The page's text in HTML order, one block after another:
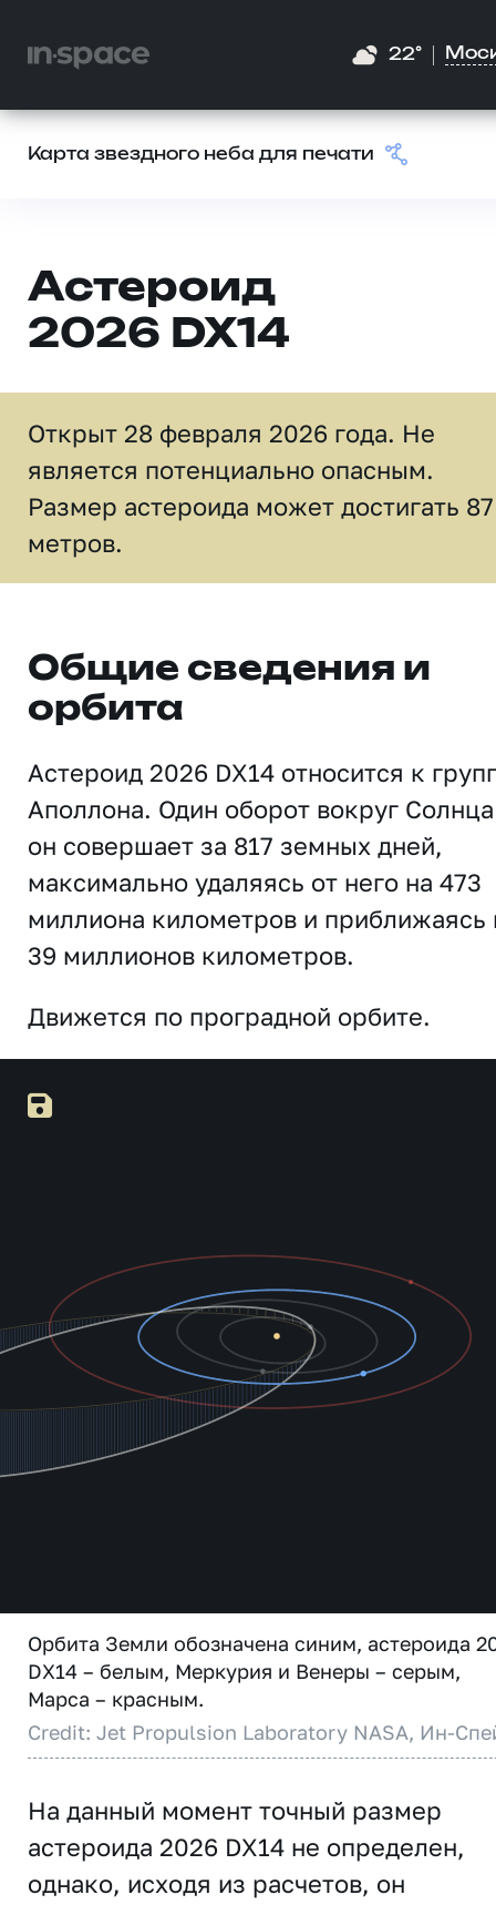
22°
Карта звездного неба для печати
Астероид
2026 DX14
Открыт 28 февраля 2026 года. Не
является потенциально опасным.
Размер астероида может достигать 87
метров.
Общие сведения и
орбита
Астероид 2026 DX14 относится к
Аполлона. Один оборот вокруг Солнца
он совершает за 817 земных дней,
максимально удаляясь от него на 473
миллиона километров и приближаясь
39 миллионов километров.
Движется по проградной орбите.
Орбита Земли обозначена синим, астероида
DX14 – белым, Меркурия и Венеры – серым,
Марса – красным.
Credit: Jet Propulsion Laboratory NASA, Ин-
На данный момент точный размер
астероида 2026 DX14 не определен,
однако, исходя из расчетов, он